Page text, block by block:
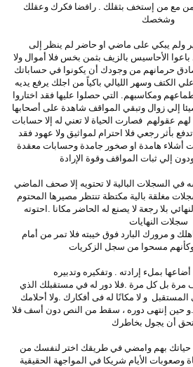
بمن مع من إستخف بثقلك . رافضا فكرك وعقلك
وشخصك
ولم يبكي على ماضي او حاضر لم ينظر إلى
باعوا الأحاسيس بالزيف بثمن بخس فلا أموال ولا
حرمانهم من وجودك أن يكونوا في حساباتك
الكتف وسهر الليالي باكياً من اجلك يرفع يديه
ومكاسبهم. التي حصلوا عليها فقد اختاروا
إلي زوال وتبقي المواقف شاهدة على أصحابها
عقولهم فصارت الحياة لا تعني له إلا حسابات
بأثر رجعي فلا احترام لمواثيق ولا عهود فقد
أشلاء هامدة او صخور جامدة وحسابات معقدة
إلي ثبات المواقف وقوة الإرادة
السجلات البالية لا تحتويه إلا صحف الماضي
مغلقة بالية مكتظة تنتظر مصيرها المحتوم
بلا رجعة لا يصنع له الحاضر مكانا .احتوته
سجلات النهايات
و مرورك البارد فوق خيبته فلا تمر من أمام
مسحوا من سجل الزكريات
بملء إرادته . وتفكيره وتدبيره
بل كل مرة .فلا دور له في مستقبلك الذي
و لا مكانًا له فى أفكارك .ولا أحلامك
.و حين إنتهى دوره ، سقط من النص دون أسف فلا
أن يجول بخاطرك
بهم وامضي في طريقك اختر لنفسك من
الأيام شريكا في المواجهة الحقيقية